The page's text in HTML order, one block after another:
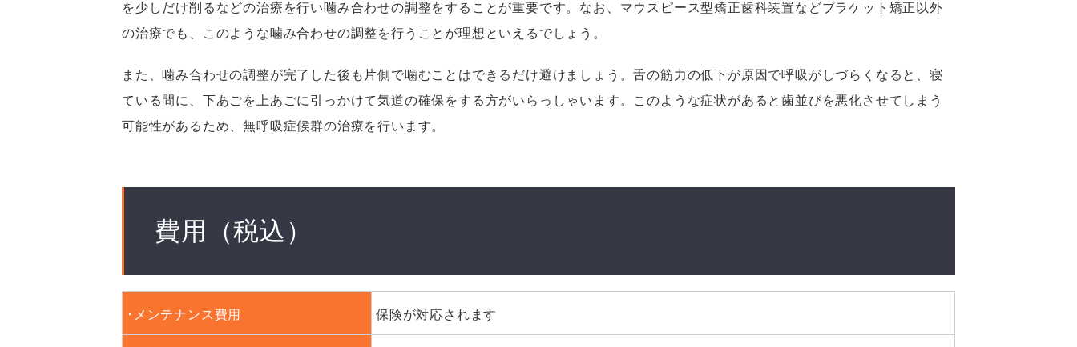
を少しだけ削るなどの治療を行い噛み合わせの調整をすることが重要です。なお、マウスピース型矯正歯科装置などブラケット矯正以外
の治療でも、このような噛み合わせの調整を行うことが理想といえるでしょう。
また、噛み合わせの調整が完了した後も片側で噛むことはできるだけ避けましょう。舌の筋力の低下が原因で呼吸がしづらくなると、寝
ている間に、下あごを上あごに引っかけて気道の確保をする方がいらっしゃいます。このような症状があると歯並びを悪化させてしまう
可能性があるため、無呼吸症候群の治療を行います。
費用（税込）
･メンテナンス費用 保険が対応されます